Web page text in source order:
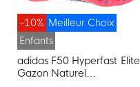
Meilleur Choix
-10%
Enfants
adidas F50 Hyperfast Elite
Gazon Naturel